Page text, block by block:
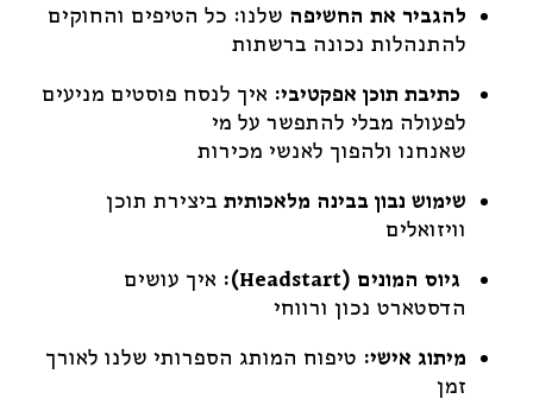
להגביר את החשיפה שלנו: כל הטיפים והחוקים
להתנהלות נכונה ברשתות
כתיבת תוכן אפקטיבי: איך לנסח פוסטים מניעים
לפעולה מבלי להתפשר על מי
שאנחנו ולהפוך לאנשי מכירות
שימוש נבון בבינה מלאכותית ביצירת תוכן
וויזואלים
גיוס המונים (Headstart):
איך עושים
הדסטארט נכון ורווחי
מיתוג אישי: טיפוח המותג הספרותי שלנו לאורך
זמן